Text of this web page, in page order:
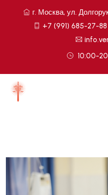
г. Москва, ул.
+7 (991) 685-27-88
10:00-